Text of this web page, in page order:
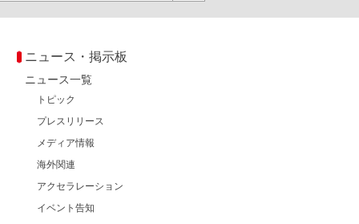
ニュース・掲示板
ニュース一覧
トピック
プレスリリース
メディア情報
海外関連
アクセラレーション
イベント告知